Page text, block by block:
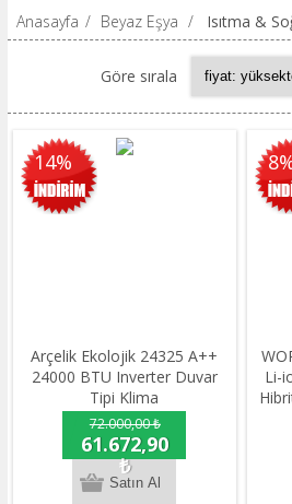
Anasayfa / Beyaz Eşya / Isıtma &
Göre sırala
14%
Arçelik Ekolojik 24325 A++
24000 BTU Inverter Duvar
Tipi Klima
72.000,00 ₺
61.672,90
₺
Li-